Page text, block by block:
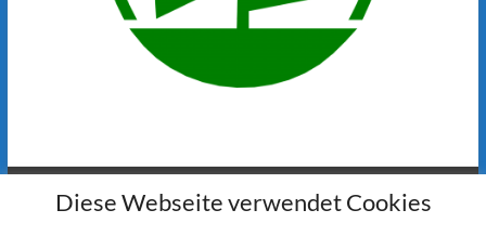
Diese Webseite verwendet Cookies